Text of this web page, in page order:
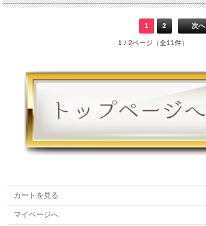
1 2 次へ
1 / 2ページ（全11件）
カートを見る
マイページへ